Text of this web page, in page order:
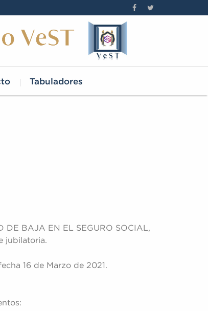
Tabuladores
DE BAJA EN EL SEGURO SOCIAL,
jubilatoria.
16 de Marzo de 2021.